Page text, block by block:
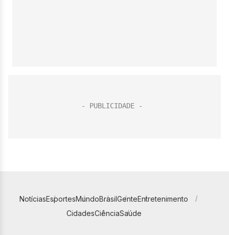
NotíciasEsportesMundoBrasilGenteEntretenimento
CidadesCiênciaSaúde